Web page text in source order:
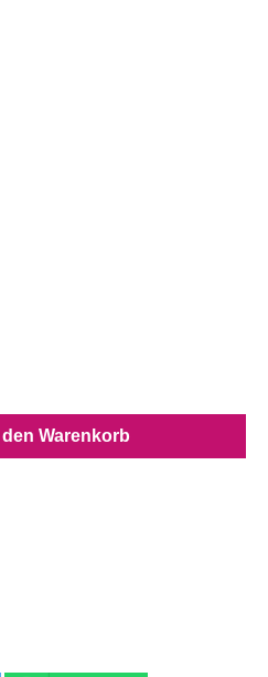
Sternen
Wert ein
den Warenkorb